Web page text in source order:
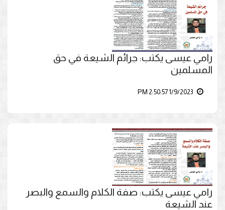
رامي عيسى يكتب: جرائم الشيعة في حق
المسلمين
رامي عيسى يكتب: صفة الكلام والسمع والبصر
عند الشيعة